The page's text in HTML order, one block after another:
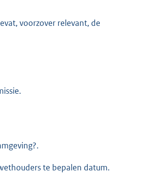
voorzover relevant, de
te bepalen datum.